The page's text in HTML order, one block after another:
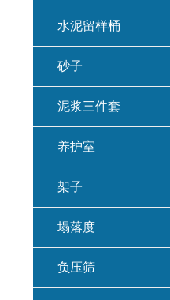
水泥留样桶
砂子
泥浆三件套
养护室
架子
塌落度
负压筛